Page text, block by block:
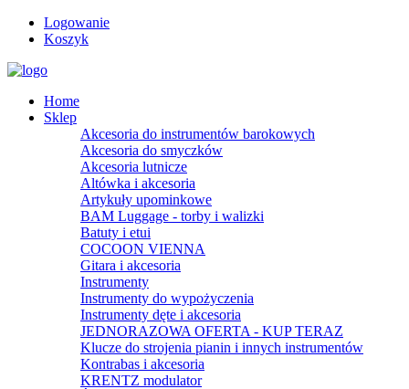
Logowanie
Koszyk
Home
Sklep
Akcesoria do instrumentów barokowych
Akcesoria do smyczków
Akcesoria lutnicze
Altówka i akcesoria
Artykuły upominkowe
BAM Luggage - torby i walizki
Batuty i etui
COCOON VIENNA
Gitara i akcesoria
Instrumenty
Instrumenty do wypożyczenia
Instrumenty dęte i akcesoria
JEDNORAZOWA OFERTA - KUP TERAZ
Klucze do strojenia pianin i innych instrumentów
Kontrabas i akcesoria
KRENTZ modulator